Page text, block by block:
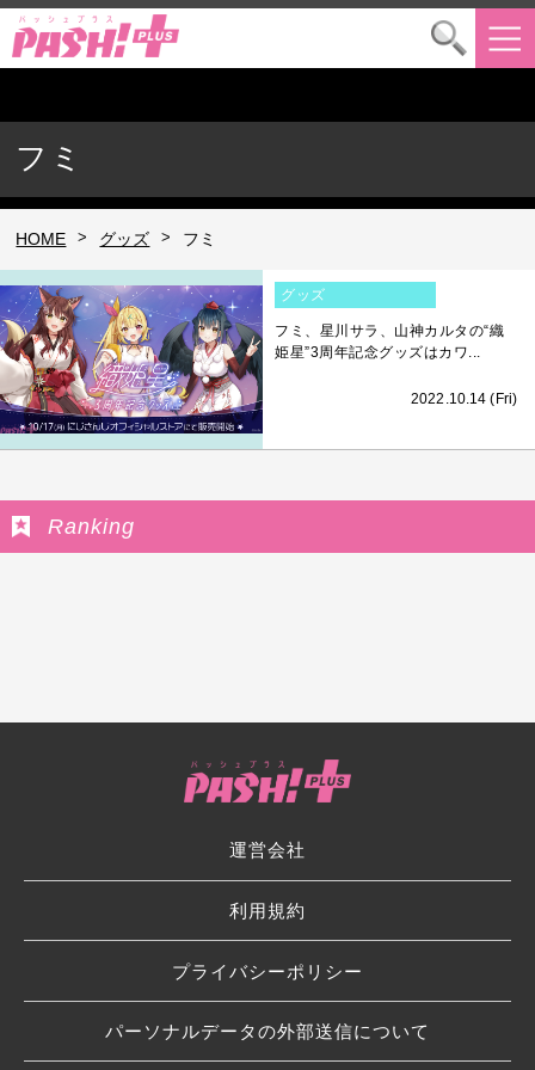
フミ
HOME > グッズ > フミ
グッズ
フミ、星川サラ、山神カルタの“織
姫星”3周年記念グッズはカワ...
2022.10.14 (Fri)
Ranking
運営会社
利用規約
プライバシーポリシー
パーソナルデータの外部送信について